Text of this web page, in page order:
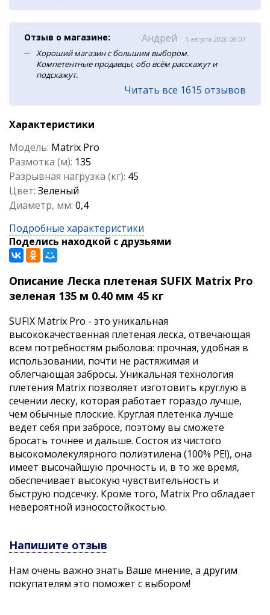
Отзыв о магазине: Андрей 5 августа 2026 08:07
Хороший магазин с большим выбором.
Компетентные продавцы, обо всём расскажут и
подскажут.
Читать все 1615 отзывов
Характеристики
Модель: Matrix Pro
Размотка (м): 135
Разрывная нагрузка (кг): 45
Цвет: Зеленый
Диаметр, мм: 0,4
Подробные характеристики
Поделись находкой с друзьями
Описание Леска плетеная SUFIX Matrix Pro
зеленая 135 м 0.40 мм 45 кг
SUFIX Matrix Pro - это уникальная
высококачественная плетеная леска, отвечающая
всем потребностям рыболова: прочная, удобная в
использовании, почти не растяжимая и
облегчающая забросы. Уникальная технология
плетения Matrix позволяет изготовить круглую в
сечении леску, которая работает гораздо лучше,
чем обычные плоские. Круглая плетенка лучше
ведет себя при забросе, поэтому вы сможете
бросать точнее и дальше. Состоя из чистого
высокомолекулярного полиэтилена (100% PE!), она
имеет высочайшую прочность и, в то же время,
обеспечивает высокую чувствительность и
быструю подсечку. Кроме того, Matrix Pro обладает
невероятной износостойкостью.
Напишите отзыв
Нам очень важно знать Ваше мнение, а другим
покупателям это поможет с выбором!